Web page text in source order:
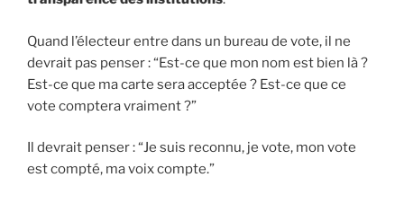
Quand l’électeur entre dans un bureau de vote, il ne
devrait pas penser : “Est-ce que mon nom est bien là ?
Est-ce que ma carte sera acceptée ? Est-ce que ce
vote comptera vraiment ?”
Il devrait penser : “Je suis reconnu, je vote, mon vote
est compté, ma voix compte.”